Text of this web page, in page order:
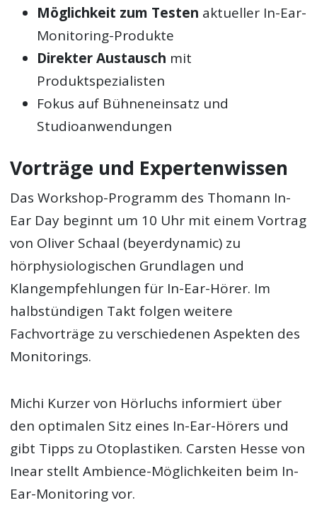
Möglichkeit zum Testen aktueller In-Ear-
Monitoring-Produkte
Direkter Austausch mit
Produktspezialisten
Fokus auf Bühneneinsatz und
Studioanwendungen
Vorträge und Expertenwissen
Das Workshop-Programm des Thomann In-
Ear Day beginnt um 10 Uhr mit einem Vortrag
von Oliver Schaal (beyerdynamic) zu
hörphysiologischen Grundlagen und
Klangempfehlungen für In-Ear-Hörer. Im
halbstündigen Takt folgen weitere
Fachvorträge zu verschiedenen Aspekten des
Monitorings.
Michi Kurzer von Hörluchs informiert über
den optimalen Sitz eines In-Ear-Hörers und
gibt Tipps zu Otoplastiken. Carsten Hesse von
Inear stellt Ambience-Möglichkeiten beim In-
Ear-Monitoring vor.